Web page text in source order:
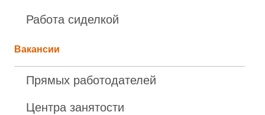
Работа сиделкой
Вакансии
Прямых работодателей
Центра занятости